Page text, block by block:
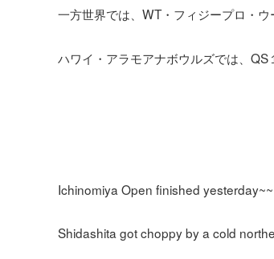
一方世界では、WT・フィジープロ・ウ
ハワイ・アラモアナボウルズでは、QS
Ichinomiya Open finished yesterday~~
Shidashita got choppy by a cold